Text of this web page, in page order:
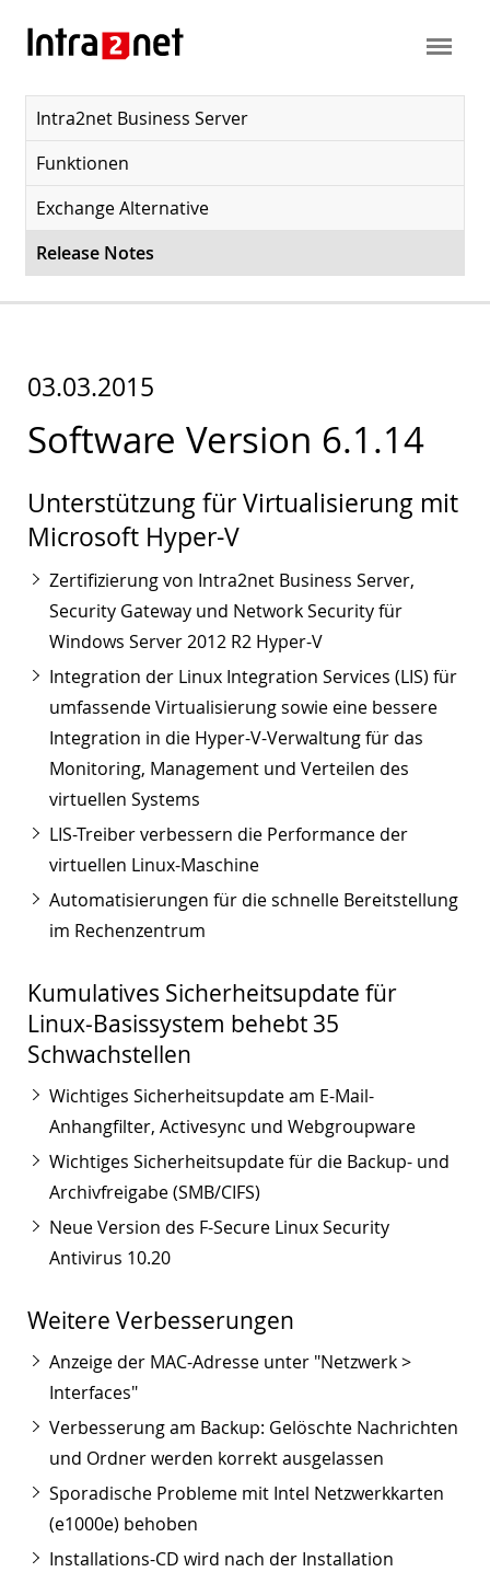
Intra2net Business Server
Funktionen
Exchange Alternative
Release Notes
03.03.2015
Software Version 6.1.14
Unterstützung für Virtualisierung mit
Microsoft Hyper-V
Zertifizierung von Intra2net Business Server,
Security Gateway und Network Security für
Windows Server 2012 R2 Hyper-V
Integration der Linux Integration Services (LIS) für
umfassende Virtualisierung sowie eine bessere
Integration in die Hyper-V-Verwaltung für das
Monitoring, Management und Verteilen des
virtuellen Systems
LIS-Treiber verbessern die Performance der
virtuellen Linux-Maschine
Automatisierungen für die schnelle Bereitstellung
im Rechenzentrum
Kumulatives Sicherheitsupdate für
Linux-Basissystem behebt 35
Schwachstellen
Wichtiges Sicherheitsupdate am E-Mail-
Anhangfilter, Activesync und Webgroupware
Wichtiges Sicherheitsupdate für die Backup- und
Archivfreigabe (SMB/CIFS)
Neue Version des F-Secure Linux Security
Antivirus 10.20
Weitere Verbesserungen
Anzeige der MAC-Adresse unter "Netzwerk >
Interfaces"
Verbesserung am Backup: Gelöschte Nachrichten
und Ordner werden korrekt ausgelassen
Sporadische Probleme mit Intel Netzwerkkarten
(e1000e) behoben
Installations-CD wird nach der Installation